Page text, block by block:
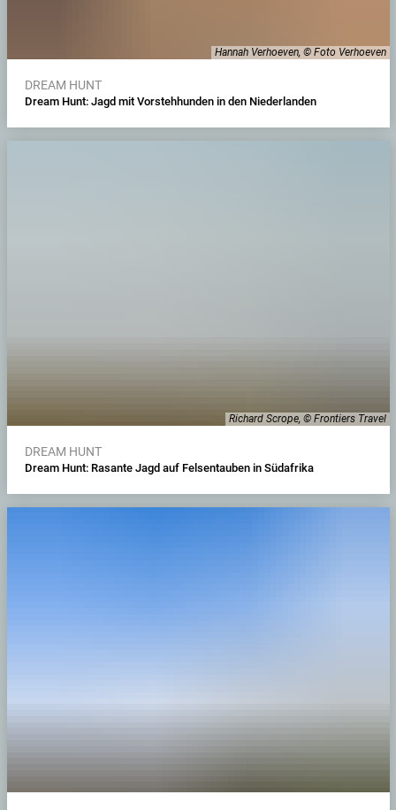
Hannah Verhoeven, © Foto Verhoeven
DREAM HUNT
Dream Hunt: Jagd mit Vorstehhunden in den Niederlanden
Richard Scrope, © Frontiers Travel
DREAM HUNT
Dream Hunt: Rasante Jagd auf Felsentauben in Südafrika